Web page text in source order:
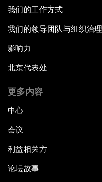
我们的工作方式
我们的领导团队与组织治理
影响力
北京代表处
更多内容
中心
会议
利益相关方
论坛故事